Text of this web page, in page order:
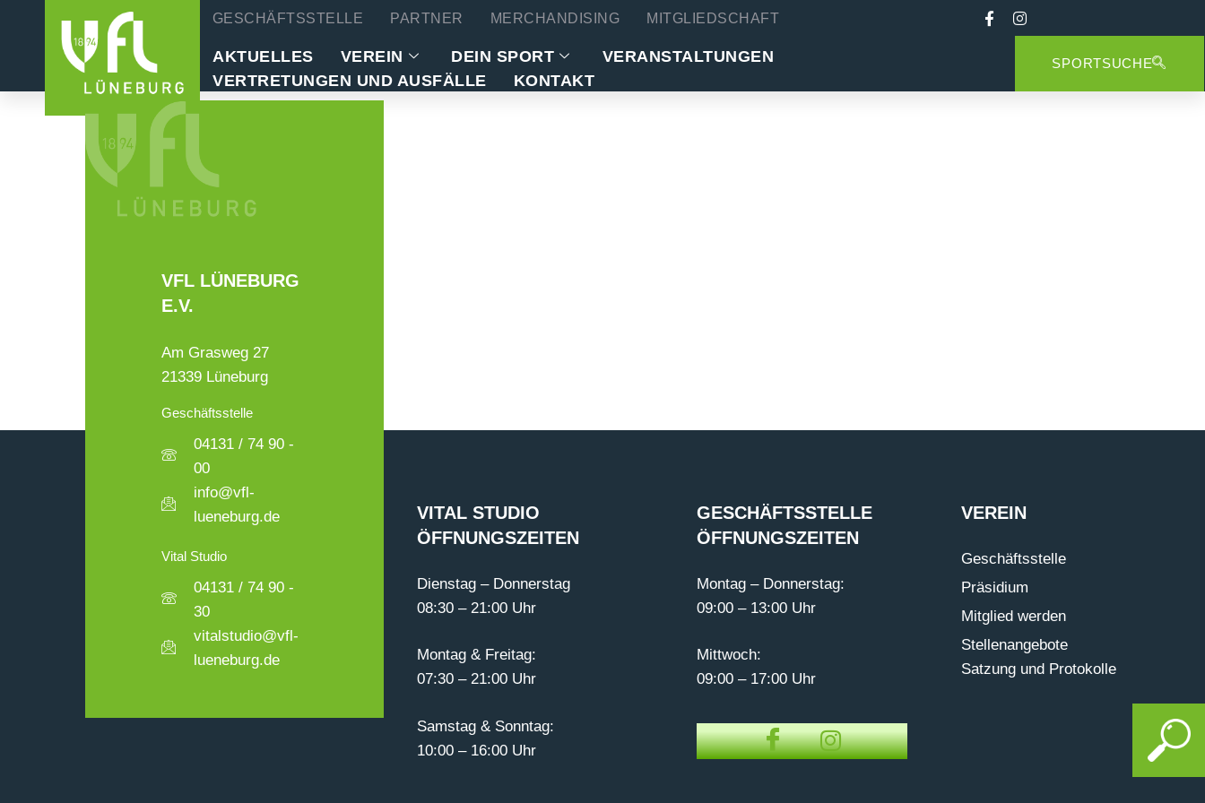
GESCHÄFTSSTELLE PARTNER MERCHANDISING MITGLIEDSCHAFT
AKTUELLES VEREIN DEIN SPORT
VERANSTALTUNGEN
VERTRETUNGEN UND AUSFÄLLE
KONTAKT
SPORTSUCHE
VFL LÜNEBURG
E.V.
Am Grasweg 27
21339 Lüneburg
Geschäftsstelle
04131 / 74 90 -
00
info@vfl-
lueneburg.de
Vital Studio
04131 / 74 90 -
30
vitalstudio@vfl-
lueneburg.de
VITAL STUDIO
ÖFFNUNGSZEITEN
Dienstag – Donnerstag
08:30 – 21:00 Uhr
Montag & Freitag:
07:30 – 21:00 Uhr
Samstag & Sonntag:
10:00 – 16:00 Uhr
GESCHÄFTSSTELLE
ÖFFNUNGSZEITEN
Montag – Donnerstag:
09:00 – 13:00 Uhr
Mittwoch:
09:00 – 17:00 Uhr
VEREIN
Geschäftsstelle
Präsidium
Mitglied werden
Stellenangebote
Satzung und Protokolle